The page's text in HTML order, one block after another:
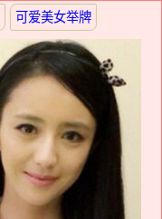
可爱美女举牌